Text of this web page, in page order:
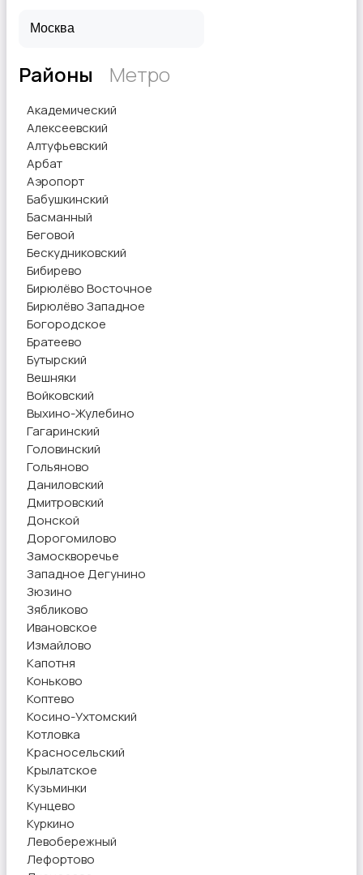
Районы Метро
Академический
Алексеевский
Алтуфьевский
Арбат
Аэропорт
Бабушкинский
Басманный
Беговой
Бескудниковский
Бибирево
Бирюлёво Восточное
Бирюлёво Западное
Богородское
Братеево
Бутырский
Вешняки
Войковский
Выхино-Жулебино
Гагаринский
Головинский
Гольяново
Даниловский
Дмитровский
Донской
Дорогомилово
Замоскворечье
Западное Дегунино
Зюзино
Зябликово
Ивановское
Измайлово
Капотня
Коньково
Коптево
Косино-Ухтомский
Котловка
Красносельский
Крылатское
Кузьминки
Кунцево
Куркино
Левобережный
Лефортово